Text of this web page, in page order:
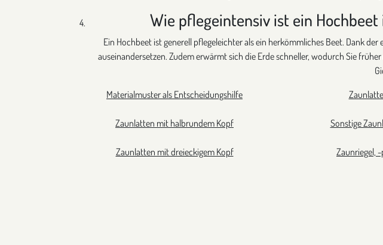
Wie pflegeintensiv ist ein
Ein Hochbeet ist generell pflegeleichter als ein herkömmliches Beet. Dank
auseinandersetzen. Zudem erwärmt sich die Erde schneller, wodurch Sie
Materialmuster als Entscheidungshilfe
Zaunlatten mit halbrundem Kopf
Zaunlatten mit dreieckigem Kopf
Sonstige
Zaunriegel,